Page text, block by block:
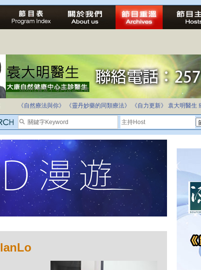
法治社會並不等同公正社會
自家教育合法化-推動多元化教育，全民學卷制
《自然療法與你》
《靈丹妙藥的同類療法》 《自力更新》 袁大明醫生